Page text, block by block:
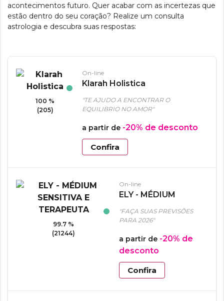
acontecimentos futuro. Quer acabar com as incertezas que
estão dentro do seu coração? Realize um consulta
astrologia e descubra suas respostas:
100 %
(205)
On-line
Klarah Holistica
"TE AJUDO A ENCONTRAR O
EQUILIBRIO NO AMOR"
a partir de -20% de desconto
Confira
99.7 %
(21244)
On-line
ELY - MÉDIUM
SENSITIVA E
TERAPEUTA
"FAÇA SUAS PREVISÕES
PARA 2026"
a partir de -20% de
desconto
Confira